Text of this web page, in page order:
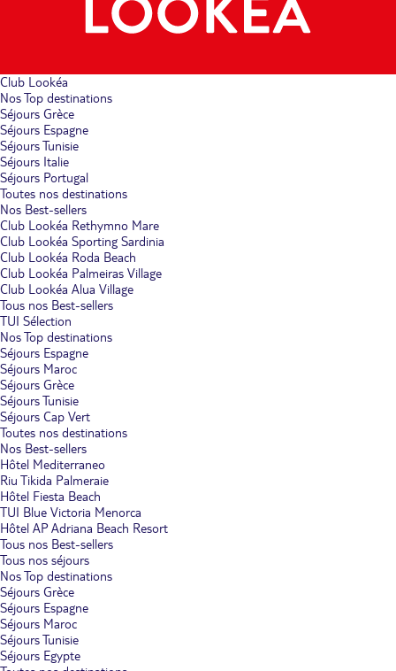
Club Lookéa
Nos Top destinations
Séjours Grèce
Séjours Espagne
Séjours Tunisie
Séjours Italie
Séjours Portugal
Toutes nos destinations
Nos Best-sellers
Club Lookéa Rethymno Mare
Club Lookéa Sporting Sardinia
Club Lookéa Roda Beach
Club Lookéa Palmeiras Village
Club Lookéa Alua Village
Tous nos Best-sellers
TUI Sélection
Nos Top destinations
Séjours Espagne
Séjours Maroc
Séjours Grèce
Séjours Tunisie
Séjours Cap Vert
Toutes nos destinations
Nos Best-sellers
Hôtel Mediterraneo
Riu Tikida Palmeraie
Hôtel Fiesta Beach
TUI Blue Victoria Menorca
Hôtel AP Adriana Beach Resort
Tous nos Best-sellers
Tous nos séjours
Nos Top destinations
Séjours Grèce
Séjours Espagne
Séjours Maroc
Séjours Tunisie
Séjours Egypte